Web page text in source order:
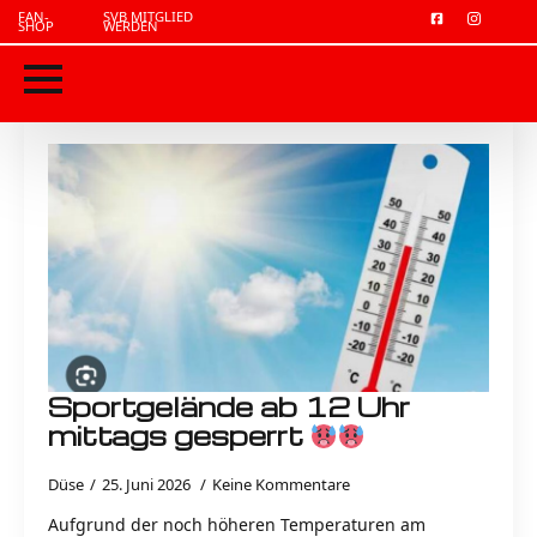
FAN-
SHOP
SVB MITGLIED
WERDEN
Sportgelände ab 12 Uhr
mittags gesperrt
Düse 25. Juni 2026 Keine Kommentare
Aufgrund der noch höheren Temperaturen am